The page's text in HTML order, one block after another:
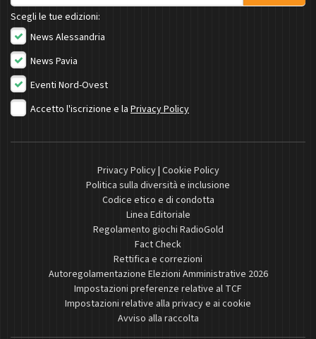
Scegli le tue edizioni:
News Alessandria
News Pavia
Eventi Nord-Ovest
Accetto l'iscrizione e la Privacy Policy
Privacy Policy| Cookie Policy
Politica sulla diversità e inclusione
Codice etico e di condotta
Linea Editoriale
Regolamento giochi RadioGold
Fact Check
Rettifica e correzioni
Autoregolamentazione Elezioni Amministrative 2026
Impostazioni preferenze relative al TCF
Impostazioni relative alla privacy e ai cookie
Avviso alla raccolta